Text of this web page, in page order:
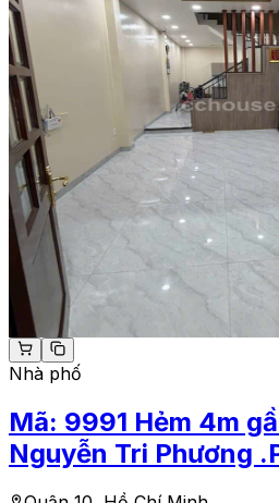
Nhà phố
Mã: 9991 Hẻm 4m
Nguyễn Tri Phương